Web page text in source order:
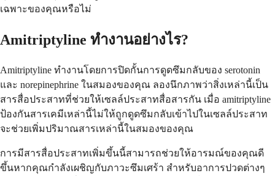
เฉพาะของคุณหรือไม่
Amitriptyline ทำงานอย่างไร?
Amitriptyline ทำงานโดยการปิดกั้นการดูดซึมกลับของ serotonin
และ norepinephrine ในสมองของคุณ ลองนึกภาพว่าสิ่งเหล่านี้เป็น
สารสื่อประสาทที่ช่วยให้เซลล์ประสาทสื่อสารกัน เมื่อ amitriptyline
ป้องกันสารเคมีเหล่านี้ไม่ให้ถูกดูดซึมกลับเข้าไปในเซลล์ประสาท
จะช่วยเพิ่มปริมาณสารเหล่านี้ในสมองของคุณ
การมีสารสื่อประสาทเพิ่มขึ้นนี้สามารถช่วยให้อารมณ์ของคุณดี
ขึ้นหากคุณกำลังเผชิญกับภาวะซึมเศร้า สำหรับอาการปวดต่างๆ